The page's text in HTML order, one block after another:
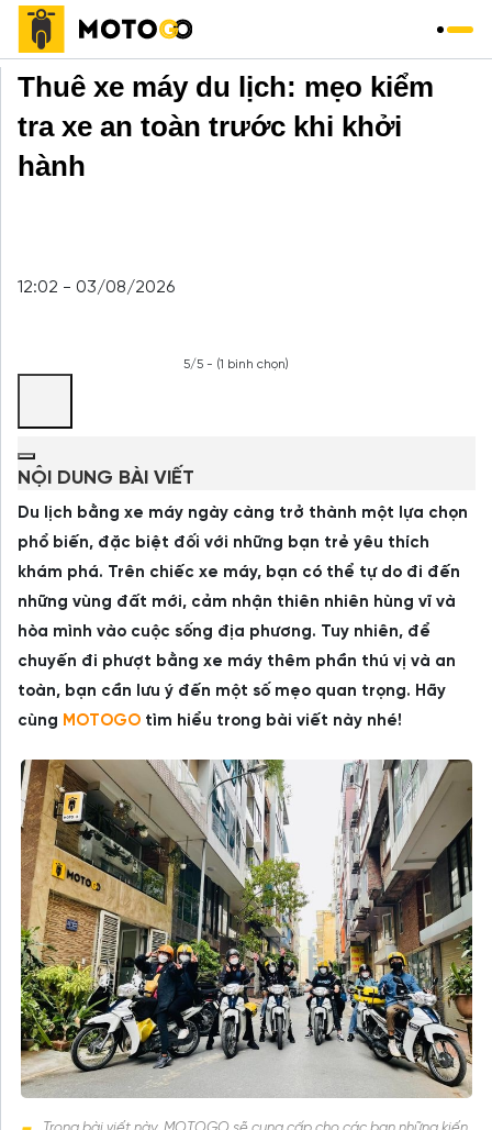
Trang chủ » Thuê xe máy»
Thuê xe máy du lịch: mẹo kiểm
tra xe an toàn trước khi khởi
hành
12:02 - 03/08/2026
5/5 - (1 bình chọn)
NỘI DUNG BÀI VIẾT
Du lịch bằng xe máy ngày càng trở thành một lựa chọn
phổ biến, đặc biệt đối với những bạn trẻ yêu thích
khám phá. Trên chiếc xe máy, bạn có thể tự do đi đến
những vùng đất mới, cảm nhận thiên nhiên hùng vĩ và
hòa mình vào cuộc sống địa phương. Tuy nhiên, để
chuyến đi phượt bằng xe máy thêm phần thú vị và an
toàn, bạn cần lưu ý đến một số mẹo quan trọng. Hãy
cùng MOTOGO tìm hiểu trong bài viết này nhé!